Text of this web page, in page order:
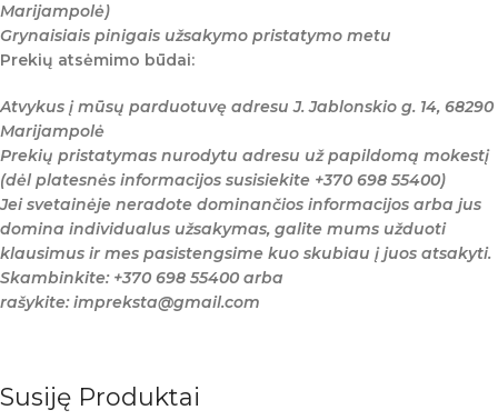
Marijampolė)
Grynaisiais pinigais užsakymo pristatymo metu
Prekių atsėmimo būdai:
Atvykus į mūsų parduotuvę adresu J. Jablonskio g. 14, 68290
Marijampolė
Prekių pristatymas nurodytu adresu už papildomą mokestį
(dėl platesnės informacijos susisiekite +370 698 55400)
Jei svetainėje neradote dominančios informacijos arba jus
domina individualus užsakymas, galite mums užduoti
klausimus ir mes pasistengsime kuo skubiau į juos atsakyti.
Skambinkite: +370 698 55400 arba
rašykite: impreksta@gmail.com
Susiję Produktai